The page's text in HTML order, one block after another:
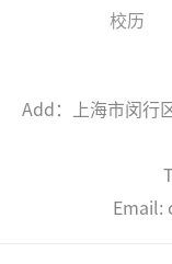
校历
Add：上海市闵行
Email: